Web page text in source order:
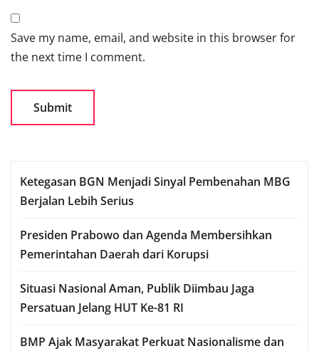
Save my name, email, and website in this browser for
the next time I comment.
Ketegasan BGN Menjadi Sinyal Pembenahan MBG
Berjalan Lebih Serius
Presiden Prabowo dan Agenda Membersihkan
Pemerintahan Daerah dari Korupsi
Situasi Nasional Aman, Publik Diimbau Jaga
Persatuan Jelang HUT Ke-81 RI
BMP Ajak Masyarakat Perkuat Nasionalisme dan